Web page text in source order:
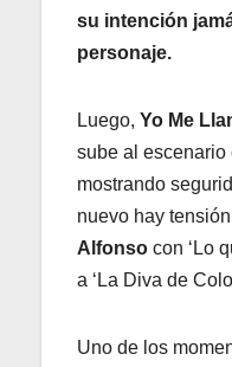
su intención
personaje.
Luego, Yo Me
sube al escenario
mostrando
nuevo hay
Alfonso con ‘Lo
a ‘La Diva de
Uno de los